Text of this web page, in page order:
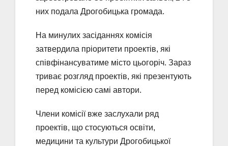
них подала Дрогобицька громада.
На минулих засіданнях комісія
затвердила пріоритети проектів, які
співфінансуватиме місто цьогоріч. Зараз
триває розгляд проектів, які презентують
перед комісією самі автори.
Члени комісії вже заслухали ряд
проектів, що стосуються освіти,
медицини та культури Дрогобицької